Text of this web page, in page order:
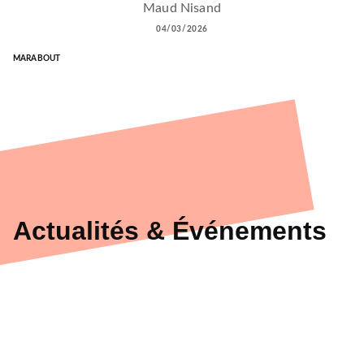
Maud Nisand
04/03/2026
MARABOUT
Actualités & Événements